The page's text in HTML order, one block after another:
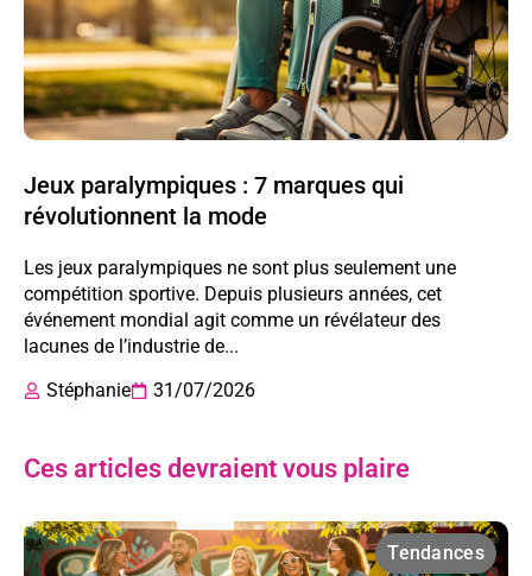
Jeux paralympiques : 7 marques qui
révolutionnent la mode
Les jeux paralympiques ne sont plus seulement une
compétition sportive. Depuis plusieurs années, cet
événement mondial agit comme un révélateur des
lacunes de l’industrie de...
Stéphanie
31/07/2026
Ces articles devraient vous plaire
Tendances